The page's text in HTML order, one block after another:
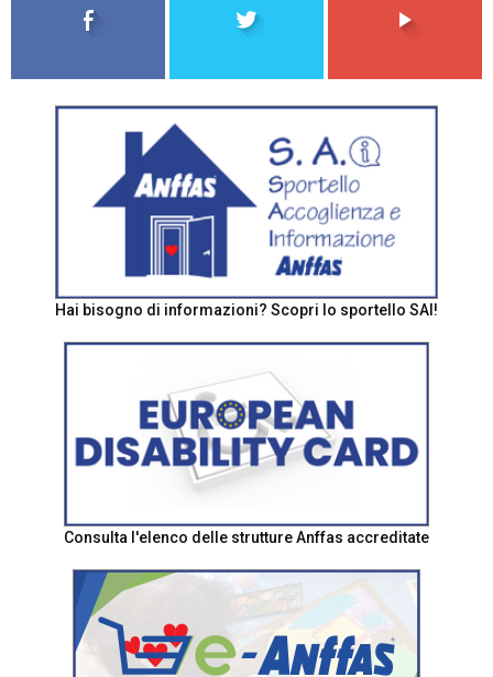
Hai bisogno di informazioni? Scopri lo sportello SAI!
Consulta l'elenco delle strutture Anffas accreditate